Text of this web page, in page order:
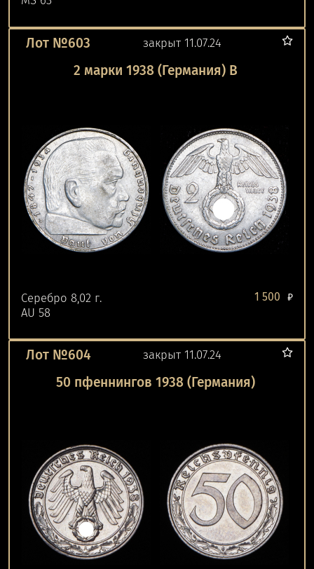
Лот №603 закрыт 11.07.24
2 марки 1938 (Германия) B
Серебро 8,02 г.
AU 58
1 500 ₽
Лот №604 закрыт 11.07.24
50 пфеннингов 1938 (Германия)